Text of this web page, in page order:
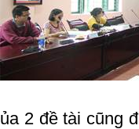
2 đề tài cũng